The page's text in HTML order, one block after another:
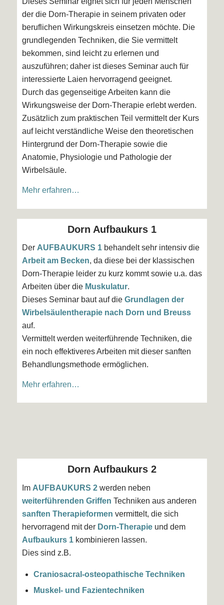
der die Dorn-Therapie in seinem privaten oder
beruflichen Wirkungskreis einsetzen möchte. Die
grundlegenden Techniken, die Sie vermittelt
bekommen, sind leicht zu erlernen und
auszuführen; daher ist dieses Seminar auch für
interessierte Laien hervorragend geeignet.
Durch das gegenseitige Arbeiten kann die
Wirkungsweise der Dorn-Therapie erlebt werden.
Zusätzlich zum praktischen Teil vermittelt der Kurs
auf leicht verständliche Weise den theoretischen
Hintergrund der Dorn-Therapie sowie die
Anatomie, Physiologie und Pathologie der
Wirbelsäule.
Mehr erfahren…
Dorn Aufbaukurs 1
Der AUFBAUKURS 1behandelt sehr intensiv die
Arbeit am Becken, da diese bei der klassischen
Dorn-Therapie leider zu kurz kommt sowie u.a. das
Arbeiten über die Muskulatur.
Dieses Seminar baut auf die Grundlagen der
Wirbelsäulentherapie nach Dorn und Breuss
auf.
Vermittelt werden weiterführende Techniken, die
ein noch effektiveres Arbeiten mit dieser sanften
Behandlungsmethode ermöglichen.
Mehr erfahren…
Dorn Aufbaukurs 2
Im AUFBAUKURS 2werden neben
weiterführenden Griffen Techniken aus anderen
sanften Therapieformen vermittelt, die sich
hervorragend mit der Dorn-Therapieund dem
Aufbaukurs 1kombinieren lassen.
Dies sind z.B.
Craniosacral-osteopathische Techniken
Muskel- und Fazientechniken